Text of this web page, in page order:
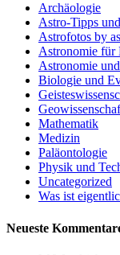
Archäologie
Astro-Tipps
Astrofotos by
Astronomie für
Astronomie
Biologie und
Mathematik
Medizin
Paläontologie
Physik und
Uncategorized
Was ist
Neueste